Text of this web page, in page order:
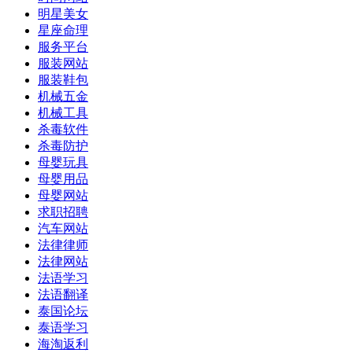
明星美女
星座命理
服务平台
服装网站
服装鞋包
机械五金
机械工具
杀毒软件
杀毒防护
母婴玩具
母婴用品
母婴网站
求职招聘
汽车网站
法律律师
法律网站
法语学习
法语翻译
泰国论坛
泰语学习
海淘返利